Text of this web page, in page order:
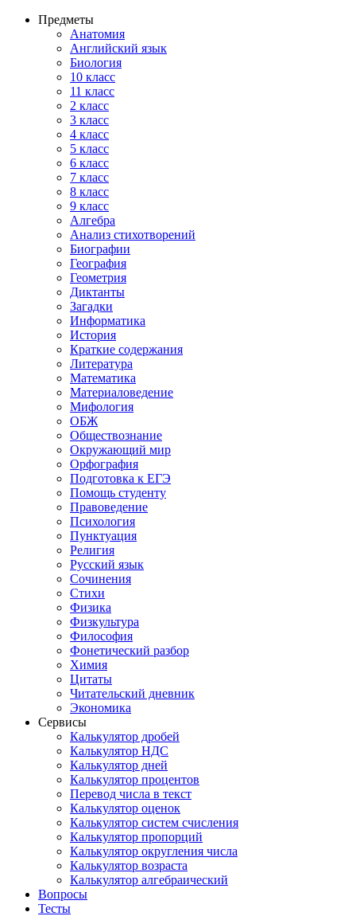
Предметы
Анатомия
Английский язык
Биология
10 класс
11 класс
2 класс
3 класс
4 класс
5 класс
6 класс
7 класс
8 класс
9 класс
Алгебра
Анализ стихотворений
Биографии
География
Геометрия
Диктанты
Загадки
Информатика
История
Краткие содержания
Литература
Математика
Материаловедение
Мифология
ОБЖ
Обществознание
Окружающий мир
Орфография
Подготовка к ЕГЭ
Помощь студенту
Правоведение
Психология
Пунктуация
Религия
Русский язык
Сочинения
Стихи
Физика
Физкультура
Философия
Фонетический разбор
Химия
Цитаты
Читательский дневник
Экономика
Сервисы
Калькулятор дробей
Калькулятор НДС
Калькулятор дней
Калькулятор процентов
Перевод числа в текст
Калькулятор оценок
Калькулятор систем счисления
Калькулятор пропорций
Калькулятор округления числа
Калькулятор возраста
Калькулятор алгебраический
Вопросы
Тесты